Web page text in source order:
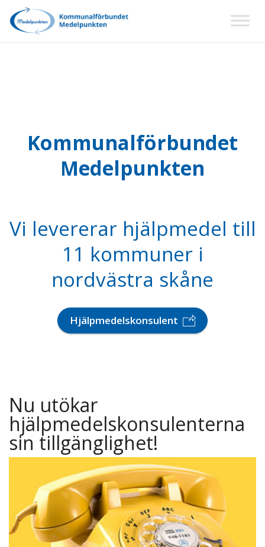
Kommunalförbundet
Medelpunkten
Vi levererar hjälpmedel till
11 kommuner i
nordvästra skåne
Hjälpmedelskonsulent
Nu utökar
hjälpmedelskonsulenterna
sin tillgänglighet!